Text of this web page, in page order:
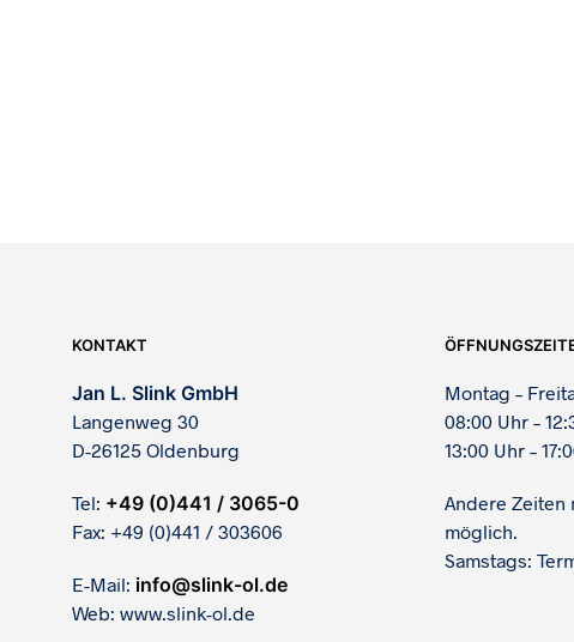
KONTAKT
Jan L. Slink GmbH
Langenweg 30
D-26125 Oldenburg
Tel: +49 (0)441 / 3065-0
Fax: +49 (0)441 / 303606
E-Mail: info@slink-ol.de
Web: www.slink-ol.de
Montag –
08:00 Uhr –
13:00 Uhr –
Andere Zeiten
möglich.
Samstags: